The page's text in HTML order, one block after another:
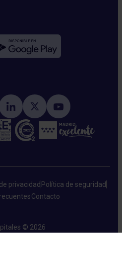
privacidadPolítica de seguridad
Contacto
© 2026